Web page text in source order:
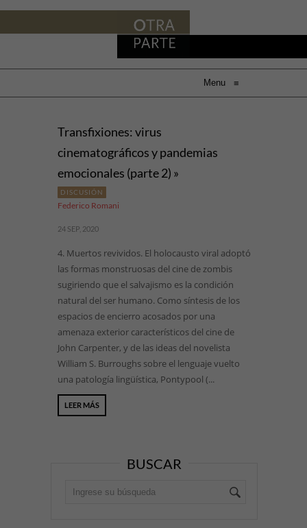
Menu ≡
Transfixiones: virus
cinematográficos y pandemias
emocionales (parte 2) »
DISCUSIÓN
Federico Romani
24 SEP, 2020
4. Muertos revividos. El holocausto viral adoptó
las formas monstruosas del cine de zombis
sugiriendo que el salvajismo es la condición
natural del ser humano. Como síntesis de los
espacios de encierro acosados por una
amenaza exterior característicos del cine de
John Carpenter, y de las ideas del novelista
William S. Burroughs sobre el lenguaje vuelto
una patología lingüística, Pontypool (...
LEER MÁS
BUSCAR